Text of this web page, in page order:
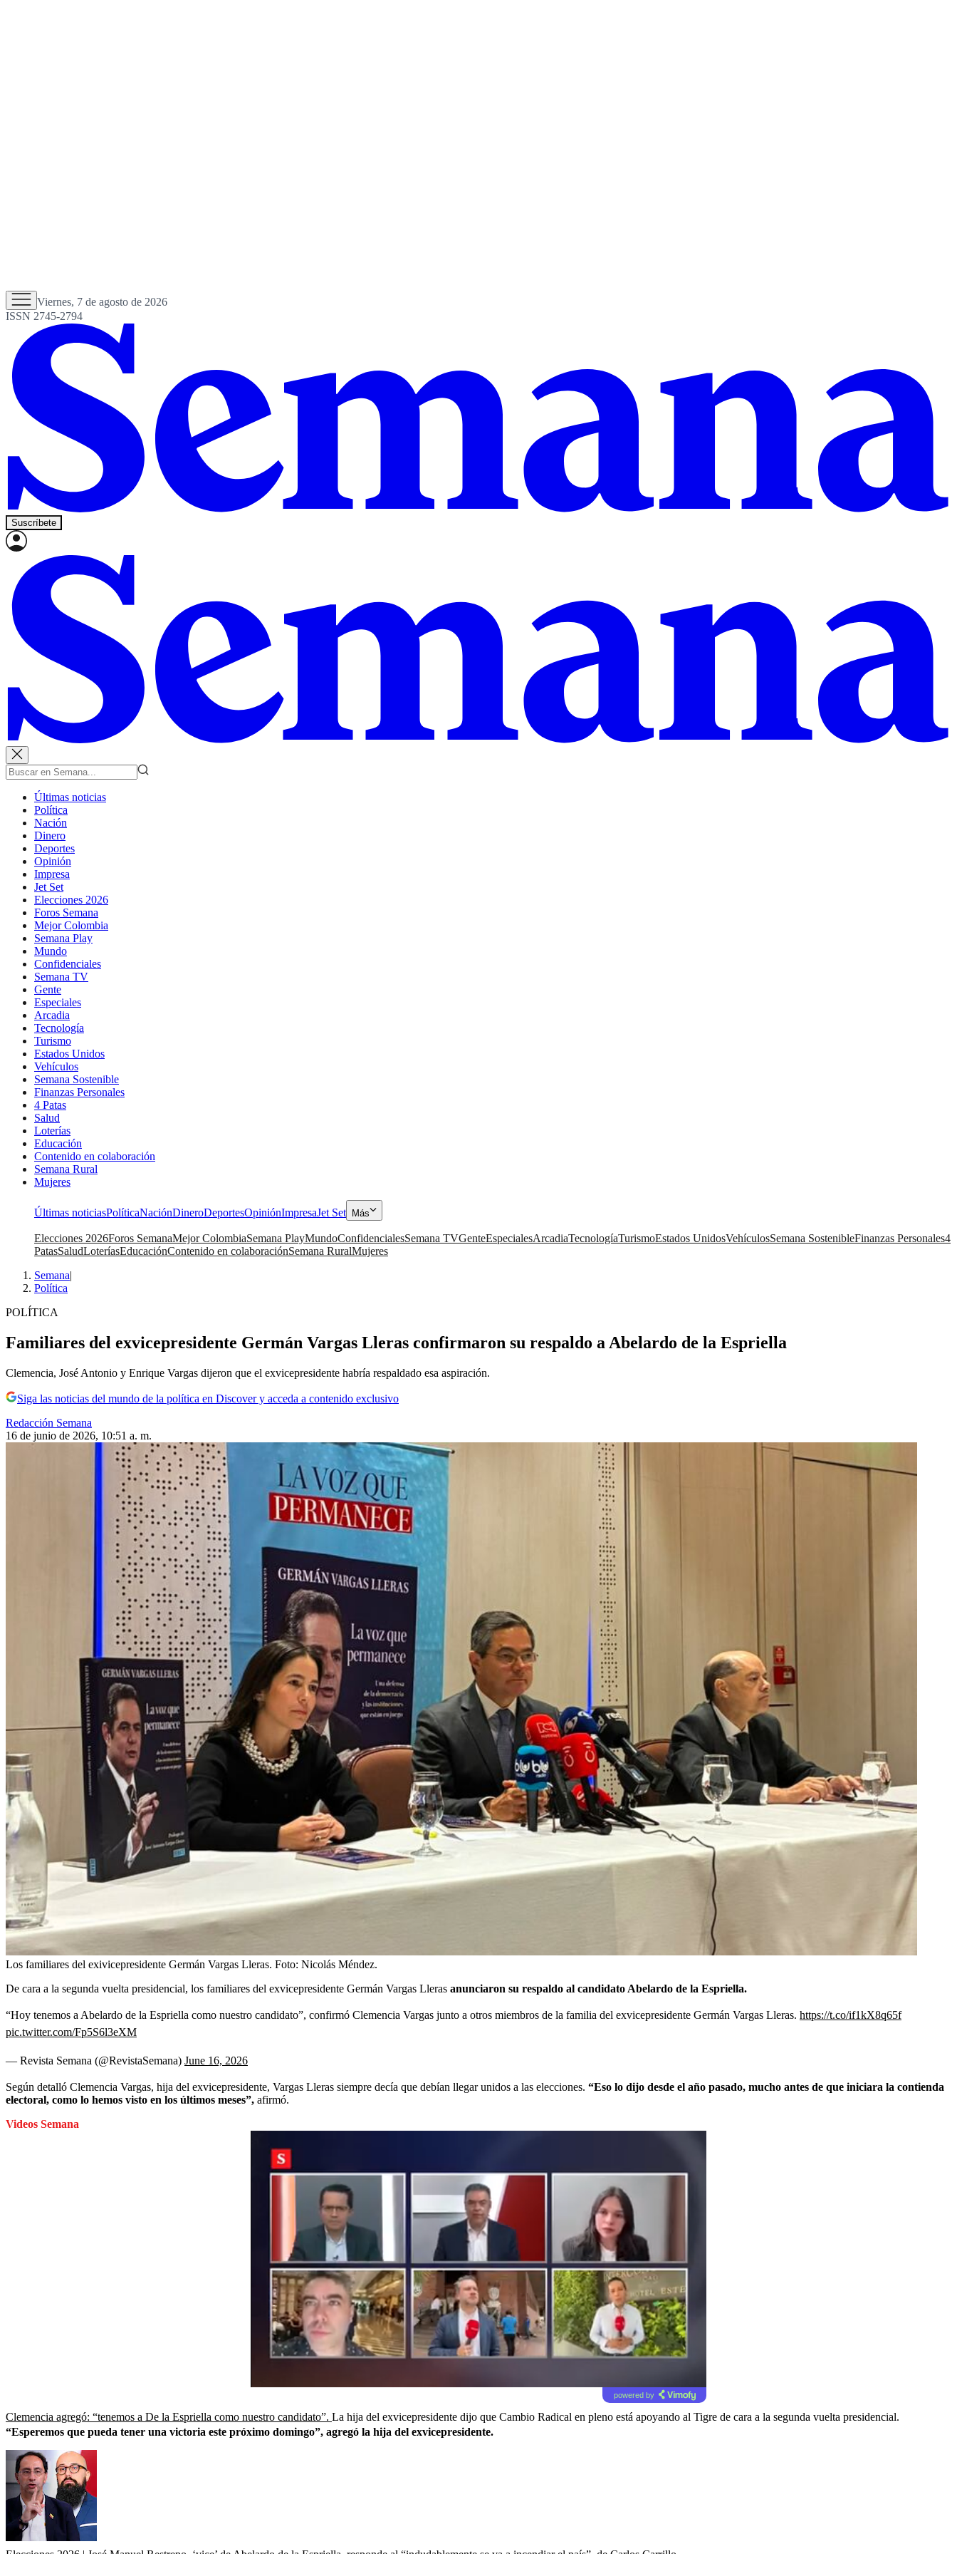
Viernes, 7 de agosto de 2026
ISSN 2745-2794
Suscríbete
Últimas noticias
Política
Nación
Dinero
Deportes
Opinión
Impresa
Jet Set
Elecciones 2026
Foros Semana
Mejor Colombia
Semana Play
Mundo
Confidenciales
Semana TV
Gente
Especiales
Arcadia
Tecnología
Turismo
Estados Unidos
Vehículos
Semana Sostenible
Finanzas Personales
4 Patas
Salud
Loterías
Educación
Contenido en colaboración
Semana Rural
Mujeres
Últimas noticiasPolíticaNaciónDineroDeportesOpiniónImpresaJet Set Más
Elecciones 2026Foros SemanaMejor ColombiaSemana PlayMundoConfidencialesSemana TVGenteEspecialesArcadiaTecnologíaTurismoEstados UnidosVehículosSemana SostenibleFinanzas Personales4
PatasSaludLoteríasEducaciónContenido en colaboraciónSemana RuralMujeres
Semana|
Política
POLÍTICA
Familiares del exvicepresidente Germán Vargas Lleras confirmaron su respaldo a Abelardo de la Espriella
Clemencia, José Antonio y Enrique Vargas dijeron que el exvicepresidente habría respaldado esa aspiración.
Siga las noticias del mundo de la política en Discover y acceda a contenido exclusivo
Redacción Semana
16 de junio de 2026, 10:51 a. m.
Los familiares del exivicepresidente Germán Vargas Lleras. Foto: Nicolás Méndez.
De cara a la segunda vuelta presidencial, los familiares del exvicepresidente Germán Vargas Lleras anunciaron su respaldo al candidato Abelardo de la Espriella.
“Hoy tenemos a Abelardo de la Espriella como nuestro candidato”, confirmó Clemencia Vargas junto a otros miembros de la familia del exvicepresidente Germán Vargas Lleras. https://t.co/if1kX8q65f
pic.twitter.com/Fp5S6l3eXM
— Revista Semana (@RevistaSemana) June 16, 2026
Según detalló Clemencia Vargas, hija del exvicepresidente, Vargas Lleras siempre decía que debían llegar unidos a las elecciones. “Eso lo dijo desde el año pasado, mucho antes de que iniciara la contienda
electoral, como lo hemos visto en los últimos meses”, afirmó.
Videos Semana
powered by
Clemencia agregó: “tenemos a De la Espriella como nuestro candidato”. La hija del exvicepresidente dijo que Cambio Radical en pleno está apoyando al Tigre de cara a la segunda vuelta presidencial.
“Esperemos que pueda tener una victoria este próximo domingo”, agregó la hija del exvicepresidente.